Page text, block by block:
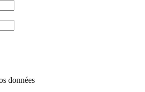
données